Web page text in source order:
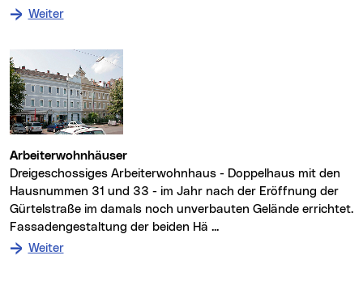
Weiter: zum Denkmal Altes Zinngießer-Haus
Arbeiterwohnhäuser
Dreigeschossiges Arbeiterwohnhaus - Doppelhaus mit den
Hausnummen 31 und 33 - im Jahr nach der Eröffnung der
Gürtelstraße im damals noch unverbauten Gelände errichtet.
Fassadengestaltung der beiden Hä ...
Weiter: zum Denkmal Arbeiterwohnhäuser